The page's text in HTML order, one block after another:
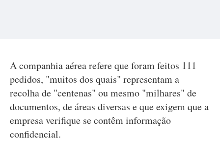
A companhia aérea refere que foram feitos 111
pedidos, "muitos dos quais" representam a
recolha de "centenas" ou mesmo "milhares" de
documentos, de áreas diversas e que exigem que a
empresa verifique se contêm informação
confidencial.